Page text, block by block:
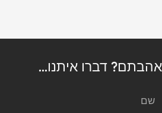
אהבתם? דברו איתנו...